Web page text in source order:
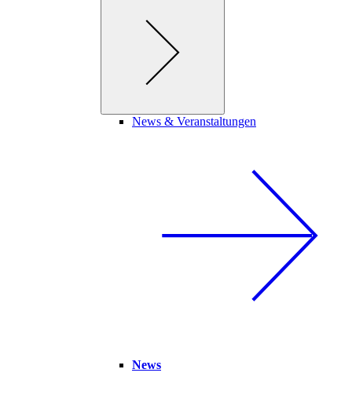
News & Veranstaltungen
News